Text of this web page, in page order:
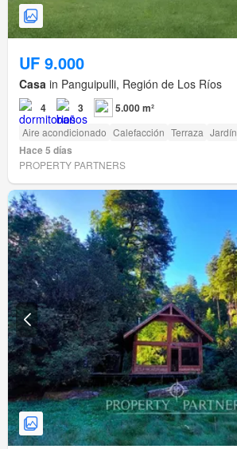
UF 9.000
Casa in Panguipulli, Región de Los Ríos
4 3 5.000 m²
Aire acondicionado Calefacción Terraza Jardín
Hace 5 días
PROPERTY PARTNERS